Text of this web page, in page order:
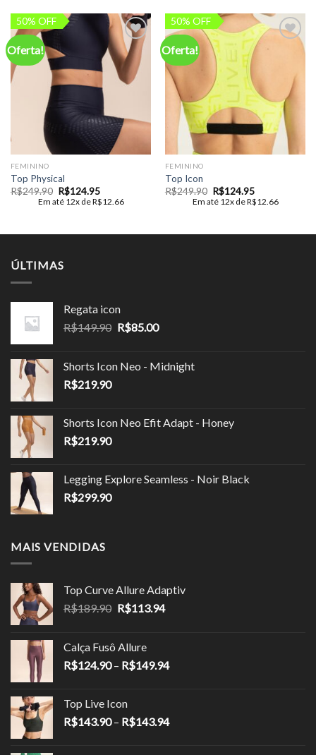
Oferta!
50% OFF
Add to
wishlist
FEMININO
Top Physical
R$249.90 O
preço
R$124.95O
preço
atual
Em até 12x deR$12.66
Oferta!
50% OFF
wishlist
FEMININO
Top Icon
R$249.90 O
preço
R$124.95O
preço
atual
Em até 12x deR$12.66
ÚLTIMAS
Regata icon
R$149.90 O
era:
R$85.00O
é:
Shorts Icon Neo - Midnight
R$219.90
Shorts Icon Neo Efit Adapt - Honey
R$219.90
Legging Explore Seamless - Noir Black
R$299.90
MAIS VENDIDAS
Top Curve Allure Adaptiv
R$189.90 O
era:
R$189.90.
R$113.94O
R$113.94.
Calça Fusô Allure
R$124.90 – R$149.94Faixa
através
Top Live Icon
R$143.90 – R$143.94Faixa